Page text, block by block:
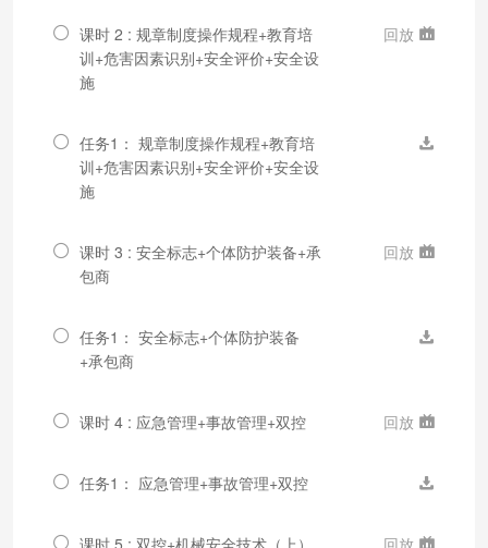
课时 2 : 规章制度操作规程+教育培
训+危害因素识别+安全评价+安全设
施
回放
任务1： 规章制度操作规程+教育培
训+危害因素识别+安全评价+安全设
施
课时 3 : 安全标志+个体防护装备+承
包商
回放
任务1： 安全标志+个体防护装备
+承包商
课时 4 : 应急管理+事故管理+双控 回放
任务1： 应急管理+事故管理+双控
课时 5 : 双控+机械安全技术（上） 回放